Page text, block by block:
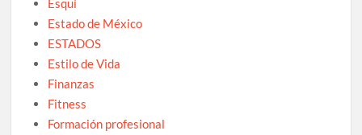
Esquí
Estado de México
ESTADOS
Estilo de Vida
Finanzas
Fitness
Formación profesional